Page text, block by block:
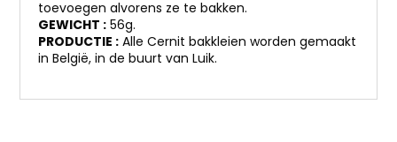
toevoegen alvorens ze te bakken.
GEWICHT : 56g.
PRODUCTIE : Alle Cernit bakkleien worden gemaakt
in België, in de buurt van Luik.